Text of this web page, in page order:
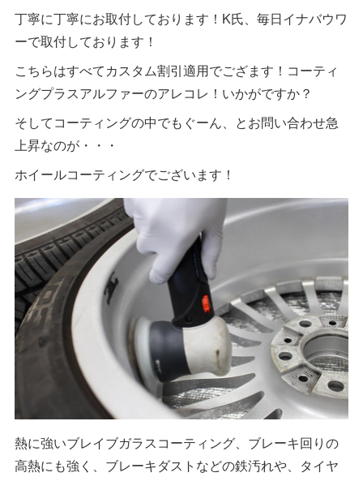
丁寧に丁寧にお取付しております！K氏、毎日イナバウワ
ーで取付しております！
こちらはすべてカスタム割引適用でござます！コーティ
ングプラスアルファーのアレコレ！いかがですか？
そしてコーティングの中でもぐーん、とお問い合わせ急
上昇なのが・・・
ホイールコーティングでございます！
熱に強いブレイブガラスコーティング、ブレーキ回りの
高熱にも強く、ブレーキダストなどの鉄汚れや、タイヤ